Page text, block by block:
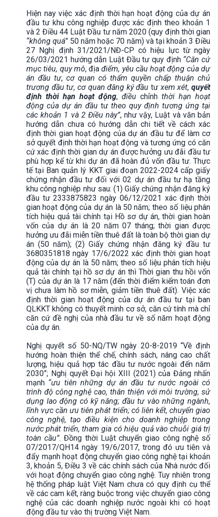
Hiện nay việc xác định thời hạn hoạt động của dự án
đầu tư khu công nghiệp được xác định theo khoản 1
và 2 Điều 44 Luật Đầu tư năm 2020 (quy định thời gian
“không quá” 50 năm hoặc 70 năm) và tại khoản 3 Điều
27 Nghị định 31/2021/NĐ-CP có hiệu lực từ ngày
26/03/2021 hướng dẫn Luật Đầu tư quy định “Căn cứ
mục tiêu, quy mô, địađiểm, yêu cầu hoạt động của dự
án đầu tư, cơ quan có thẩm quyền chấp thuận chủ
trương đầu tư, cơ quan đăng ký đầutư xem xét,quyết
định thời hạn hoạt động, điều chỉnh thời hạn hoạt
động của dự án đầu tư theo quy định tương ứng tại
các khoản 1 và 2 Điều này”, như vậy, Luật và văn bản
hướng dẫn chưa có hướng dẫn chi tiết về cách xác
định thời gian hoạt động của dự án đầu tư để làm cơ
sở quyết định thời hạn hoạt động và tương ứng có căn
cứ xác định thời gian dự án được hưởng ưu đãi đầu tư
phù hợp kể từ khi dự án đã hoàn đủ vốn đầu tư. Thực
tế tại Ban quản lý KKT giai đoạn 2022-2024 cấp giấy
chứng nhận đầu tư đối với 02 dự án đầu tư hạ tầng
khu công nghiệp như sau: (1) Giấy chứng nhận đăng ký
đầu tư 2333875823 ngày 06/12/2021 xác định thời
gian hoạt động của dự án là 50 năm; theo số liệu phân
tích hiệu quả tài chính tại Hồ sơ dự án, thời gian hoàn
vốn của dự án là 20 năm 07 tháng; thời gian được
hưởng ưu đãi miễn tiền thuê đất là toàn bộ thời gian dự
án (50 năm); (2) Giấy chứng nhận đăng ký đầu tư
3680351818 ngày 17/6/2022 xác định thời gian hoạt
động của dự án là 50 năm; theo số liệu phân tích hiệu
quả tài chính tại hồ sơ dự án thì Thời gian thu hồi vốn
(T) của dự án là 17 năm (đến thời điểm kiểm toán đơn
vị chưa làm hồ sơ miễn, giảm tiền thuê đất). Việc xác
định thời gian hoạt động của dự án đầu tư tại ban
QLKKT không có thuyết minh cơ sở, căn cứ tính mà chỉ
căn cứ đề nghị của nhà đầu tư về số năm hoạt động
của dự án.
Nghị quyết số 50-NQ/TW ngày 20-8-2019 “Về định
hướng hoàn thiện thể chế, chính sách, nâng cao chất
lượng, hiệu quả hợp tác đầu tư nước ngoài đến năm
2030”; Nghị quyết Đại hội XIII (2021) của Đảng nhấn
mạnh “ưu tiên những dự án đầu tư nước ngoài có
trình độ công nghệ cao, thân thiện với môi trường, sử
dụng lao động có kỹ năng; đầu tư vào những ngành,
lĩnh vực cần ưu tiên phát triển; có liên kết, chuyển giao
công nghệ, tạo điều kiện cho doanh nghiệp trong
nước phát triển, tham gia có hiệu quả vào chuỗi giá trị
toàn cầu”. Đồng thời Luật chuyển giao công nghệ số
07/2017/QH14 ngày 19/6/2017, trong đó ưu tiên và
đẩy mạnh hoạt động chuyển giao công nghệ tại khoản
3, khoản 5, Điều 3 về các chính sách của Nhà nước đối
với hoạt động chuyển giao công nghệ. Tuy nhiên trong
hệ thống pháp luật Việt Nam chưa có quy định cụ thể
về các cam kết, ràng buộc trong việc chuyển giao công
nghệ của các doanh nghiệp nước ngoài khi có hoạt
động đầu tư vào thị trường Việt Nam.